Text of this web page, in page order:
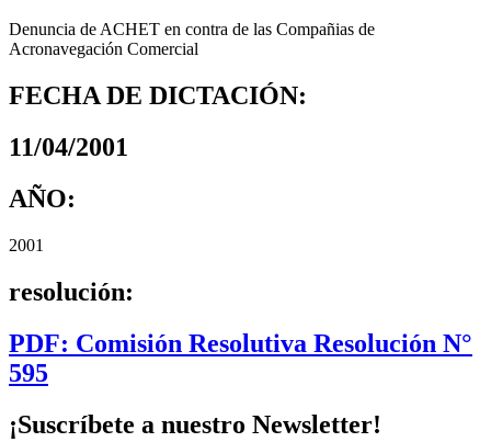
Denuncia de ACHET en contra de las Compañias de
Acronavegación Comercial
FECHA DE DICTACIÓN:
11/04/2001
AÑO:
2001
resolución:
PDF: Comisión Resolutiva Resolución N°
595
¡Suscríbete a nuestro Newsletter!